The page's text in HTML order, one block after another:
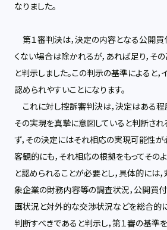
なりました。
第１審判決は，決定の内容となる公開
くない場合は除かれるが，あれば足り，そ
と判示しました。この判示の基準によると
認められやすいことになります。
これに対し控訴審判決は，決定はある程
その実現を真摯に意図していると判断さ
ず，その決定にはそれ相応の実現可能性が
客観的にも，それ相応の根拠をもってその
と認められることが必要とし，具体的には
象企業の財務内容等の調査状況，公開買
画状況と対外的な交渉状況などを総合的
判断すべきであると判示し，第１審の基準